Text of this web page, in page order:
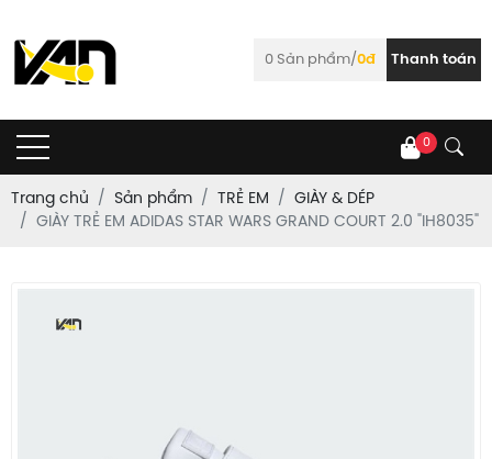
0 Sản phẩm/0đ Thanh toán
0
Trang chủ Sản phẩm TRẺ EM
GIÀY & DÉP
GIÀY TRẺ EM ADIDAS STAR WARS GRAND COURT 2.0 "IH8035"